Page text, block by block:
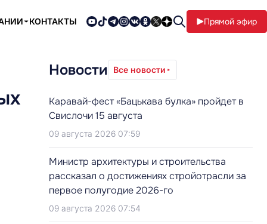
КОНТАКТЫ Прямой эфир
Новости Все новости
Каравай-фест «Бацькава булка» пройдет в
Свислочи 15 августа
09 августа 2026 07:59
Министр архитектуры и строительства
рассказал о достижениях стройотрасли за
первое полугодие 2026-го
09 августа 2026 07:54